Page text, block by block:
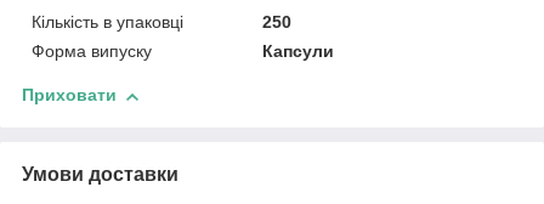
Кількість в упаковці
250
Форма випуску
Капсули
Приховати
Умови доставки